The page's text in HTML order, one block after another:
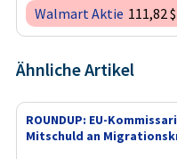
Walmart Aktie 111,82 $
Ähnliche Artikel
ROUNDUP: EU-
Mitschuld an